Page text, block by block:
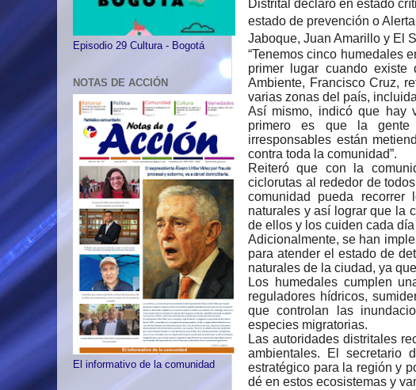
Distrital declaró en estado
estado de prevención o
Jaboque, Juan Amarillo y El
“Tenemos cinco humedales
primer lugar cuando existe
Ambiente, Francisco Cruz,
varias zonas del país,
Así mismo, indicó que hay
primero es que la gente
irresponsables están
contra toda la comunidad”.
Reiteró que con la
ciclorutas al rededor de
comunidad pueda recorrer
naturales y así lograr que la
de ellos y los cuiden cada día
Adicionalmente, se han
para atender el estado de
naturales de la ciudad, ya
Los humedales cumplen
reguladores hídricos,
que controlan las
especies migratorias.
Las autoridades distritales
ambientales. El secretario
estratégico para la región y
dé en estos ecosistemas y
Episodio 29 Cultura - Bogotá
NOTAS DE ACCIÓN
El informativo de la comunidad